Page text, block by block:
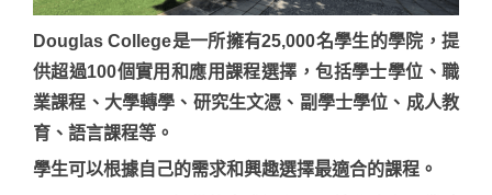
Douglas College是一所擁有25,000名學生的學院，提
供超過100個實用和應用課程選擇，包括學士學位、職
業課程、大學轉學、研究生文憑、副學士學位、成人教
育、語言課程等。
學生可以根據自己的需求和興趣選擇最適合的課程。